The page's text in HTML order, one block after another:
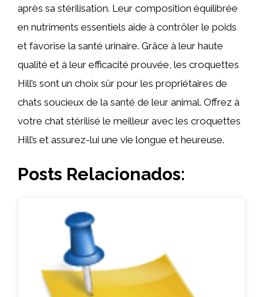
après sa stérilisation. Leur composition équilibrée
en nutriments essentiels aide à contrôler le poids
et favorise la santé urinaire. Grâce à leur haute
qualité et à leur efficacité prouvée, les croquettes
Hill’s sont un choix sûr pour les propriétaires de
chats soucieux de la santé de leur animal. Offrez à
votre chat stérilisé le meilleur avec les croquettes
Hill’s et assurez-lui une vie longue et heureuse.
Posts Relacionados: